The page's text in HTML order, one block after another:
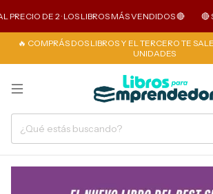
DE 2 · LOS LIBROS MÁS VENDIDOS 🔴 🔴
🔥 COMPRÁS DOS LIBROS Y EL TERCERO TE
UNIDADES